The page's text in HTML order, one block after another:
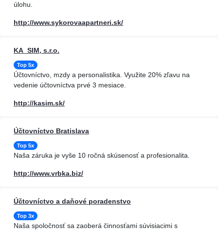
úlohu.
http://www.sykorovaapartneri.sk/
KA_SIM, s.r.o.
Top 5x
Účtovníctvo, mzdy a personalistika. Využite 20% zľavu na
vedenie účtovníctva prvé 3 mesiace.
http://kasim.sk/
Účtovníctvo Bratislava
Top 5x
Naša záruka je vyše 10 ročná skúsenosť a profesionalita.
http://www.vrbka.biz/
Účtovníctvo a daňové poradenstvo
Top 3x
Naša spoločnosť sa zaoberá činnosťami súvisiacimi s